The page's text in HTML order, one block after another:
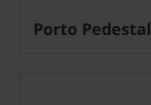
Porto